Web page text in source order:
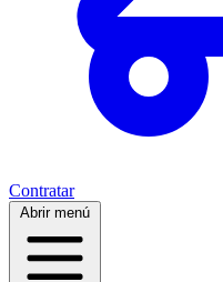
Contratar
Abrir menú